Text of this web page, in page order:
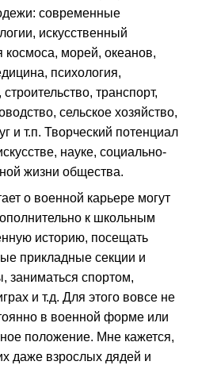
современные
искусственный
космоса, морей, океанов,
психология,
транспорт,
сельское хозяйство,
и т.п. Творческий потенциал
науке, социально-
жизни общества.
о военной карьере могут
к школьным
историю, посещать
прикладные секции и
заниматься спортом,
и т.д. Для этого вовсе не
в военной форме или
положение. Мне кажется,
даже взрослых дядей и